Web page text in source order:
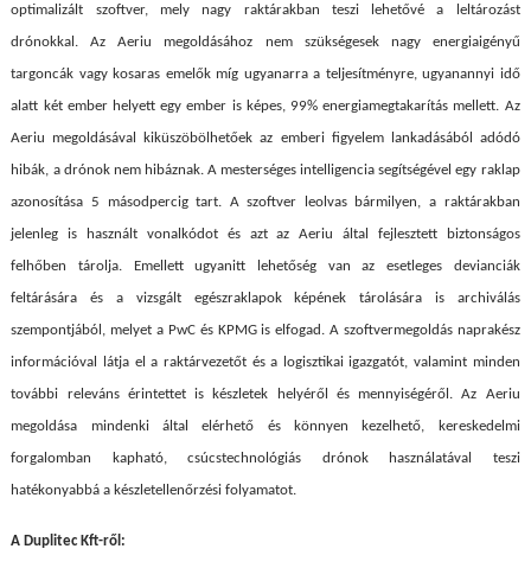
optimalizált szoftver, mely nagy raktárakban teszi lehetővé a leltározást
drónokkal. Az Aeriu megoldásához nem szükségesek nagy energiaigényű
targoncák vagy kosaras emelők míg ugyanarra a teljesítményre, ugyanannyi idő
alatt két ember helyett egy ember is képes, 99% energiamegtakarítás mellett. Az
Aeriu megoldásával kiküszöbölhetőek az emberi figyelem lankadásából adódó
hibák, a drónok nem hibáznak. A mesterséges intelligencia segítségével egy raklap
azonosítása 5 másodpercig tart. A szoftver leolvas bármilyen, a raktárakban
jelenleg is használt vonalkódot és azt az Aeriu által fejlesztett biztonságos
felhőben tárolja. Emellett ugyanitt lehetőség van az esetleges devianciák
feltárására és a vizsgált egészraklapok képének tárolására is archiválás
szempontjából, melyet a PwC és KPMG is elfogad. A szoftvermegoldás naprakész
információval látja el a raktárvezetőt és a logisztikai igazgatót, valamint minden
további releváns érintettet is készletek helyéről és mennyiségéről. Az Aeriu
megoldása mindenki által elérhető és könnyen kezelhető, kereskedelmi
forgalomban kapható, csúcstechnológiás drónok használatával teszi
hatékonyabbá a készletellenőrzési folyamatot.
A Duplitec Kft-ről: